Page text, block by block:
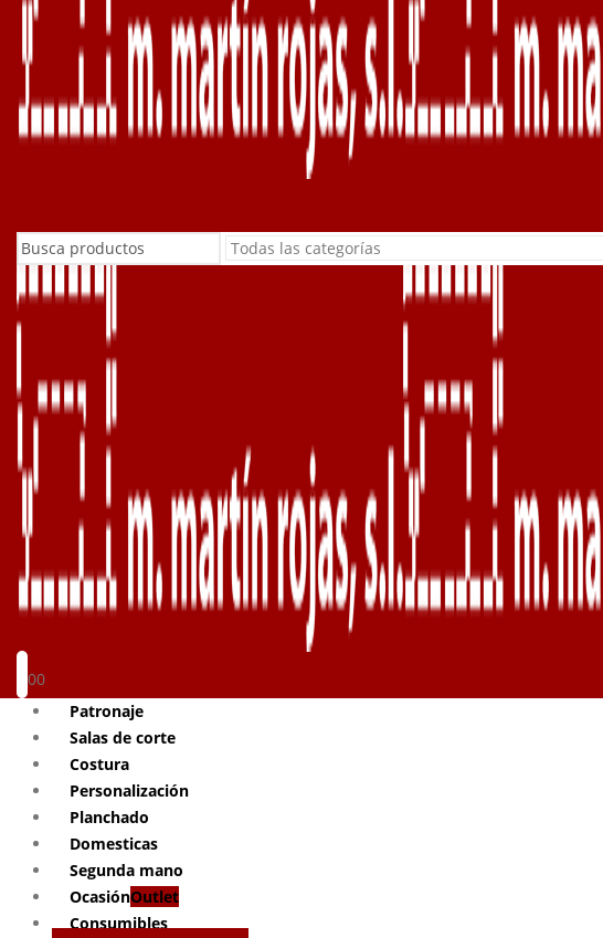
00
Patronaje
Salas de corte
Costura
Personalización
Planchado
Domesticas
Segunda mano
OcasiónOutlet
Consumibles